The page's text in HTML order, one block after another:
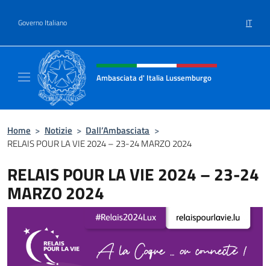
Governo Italiano IT
Intestazione sito, social e menù
Ambasciata d' Italia Lussemburgo
Home > Notizie > Dall’Ambasciata >
RELAIS POUR LA VIE 2024 – 23-24 MARZO 2024
RELAIS POUR LA VIE 2024 – 23-24
MARZO 2024